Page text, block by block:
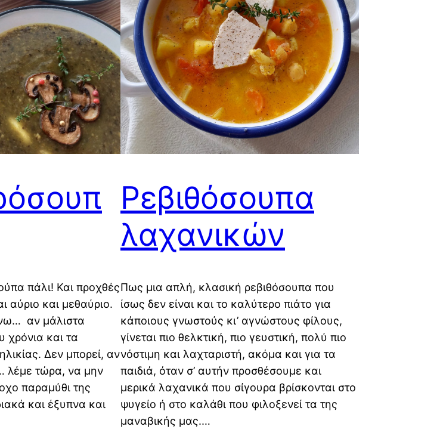
πάλι! Και προχθές
αύριο και μεθαύριο.
αν μάλιστα
χρόνια και τα
Δεν μπορεί, αν
λέμε τώρα, να μην
παραμύθι της
και έξυπνα και
Ρεβιθόσουπα
λαχανικών
Πως μια απλή, κλασική ρεβιθόσουπα που
ίσως δεν είναι και το καλύτερο πιάτο για
κάποιους γνωστούς κι’ αγνώστους φίλους,
γίνεται πιο θελκτική, πιο γευστική, πολύ πιο
νόστιμη και λαχταριστή, ακόμα και για τα
παιδιά, όταν σ’ αυτήν προσθέσουμε και
μερικά λαχανικά που σίγουρα βρίσκονται στο
ψυγείο ή στο καλάθι που φιλοξενεί τα της
μαναβικής μας.…